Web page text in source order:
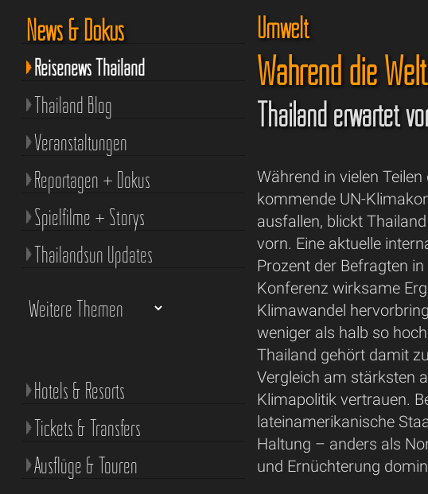
Umwelt
Während die
Thailand erwartet
Während in vielen
kommende UN-
ausfallen, blickt
vorn. Eine aktuelle
Prozent der Befragten
Konferenz wirksame
Klimawandel
weniger als halb so
Thailand gehört damit
Vergleich am stärksten
Klimapolitik vertrauen.
lateinamerikanische
Haltung – anders als
und Ernüchterung
News & Dokus
Reisenews Thailand
Thailand Blog
Veranstaltungen
Reportagen + Dokus
Spielfilme + Storys
Thailandsun Updates
Hotels & Resorts
Tickets & Transfers
Ausflüge & Touren